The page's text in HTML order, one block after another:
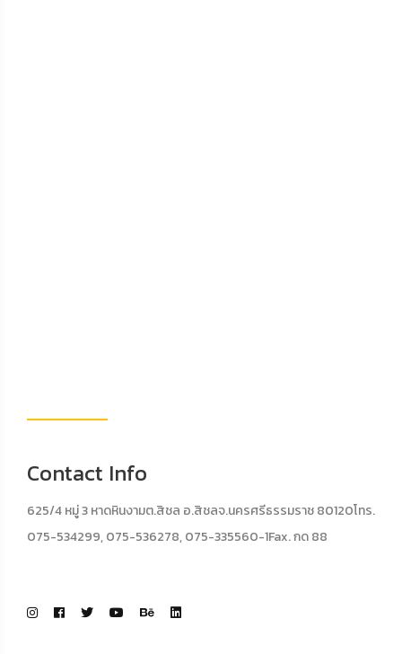
Contact Info
625/4 หมู่ 3 หาดหินงามต.สิชล อ.สิชลจ.นครศรีธรรมราช 80120โทร.
075-534299, 075-536278, 075-335560-1Fax. กด 88